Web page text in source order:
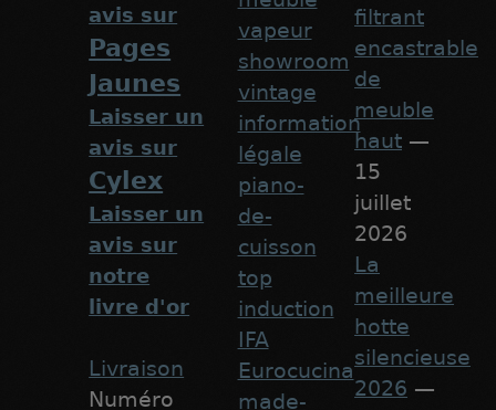
avis sur
Pages
Jaunes
Laisser un
avis sur
Cylex
Laisser un
avis sur
notre
livre d'or
Livraison
Numéro
vapeur
showroom
vintage
information
légale
piano-
de-
cuisson
top
induction
IFA
Eurocucina
made-
filtrant
encastrable
de
meuble
haut —
15
juillet
2026
La
meilleure
hotte
silencieuse
2026 —